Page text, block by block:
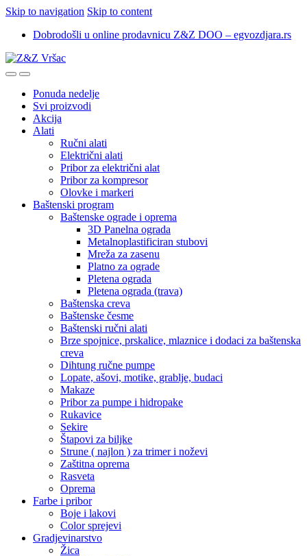
Skip to navigation Skip to content
Dobrodošli u online prodavnicu Z&Z DOO – egvozdjara.rs
Ponuda nedelje
Svi proizvodi
Akcija
Alati
Ručni alati
Električni alati
Pribor za električni alat
Pribor za kompresor
Olovke i markeri
Baštenski program
Baštenske ograde i oprema
3D Panelna ograda
Metalnoplastificiran stubovi
Mreža za zasenu
Platno za ograde
Pletena ograda
Pletena ograda (trava)
Baštenska creva
Baštenske česme
Baštenski ručni alati
Brze spojnice, prskalice, mlaznice i dodaci za baštenska
creva
Dihtung ručne pumpe
Lopate, ašovi, motike, grablje, budaci
Makaze
Pribor za pumpe i hidropake
Rukavice
Sekire
Štapovi za biljke
Strune ( najlon ) za trimer i noževi
Zaštitna oprema
Rasveta
Oprema
Farbe i pribor
Boje i lakovi
Color sprejevi
Gradjevinarstvo
Žica